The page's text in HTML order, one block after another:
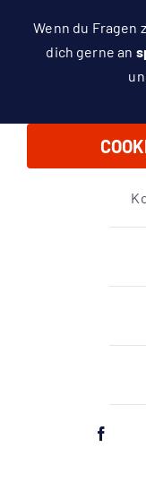
Wenn du Fragen
dich gerne an